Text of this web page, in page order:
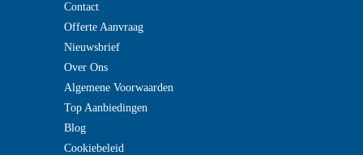
Contact
Offerte Aanvraag
Nieuwsbrief
Over Ons
Algemene Voorwaarden
Top Aanbiedingen
Blog
Cookiebeleid